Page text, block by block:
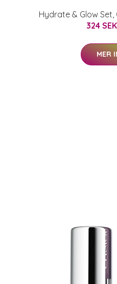
Hydrate & Glow
324 SEK
MER